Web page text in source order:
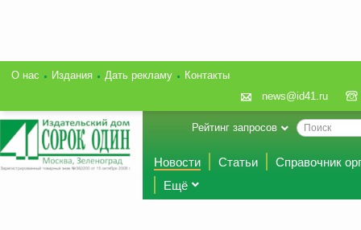
О нас Издания Дать рекламу
Контакты
news@id41.ru
Рейтинг запросов
Новости Статьи
Справочник
Ещё